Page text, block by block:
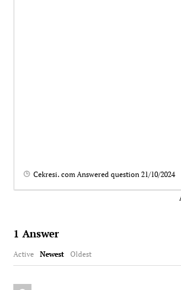
Cekresi. com Answered question 21/10/2024
1 Answer
Active Newest Oldest